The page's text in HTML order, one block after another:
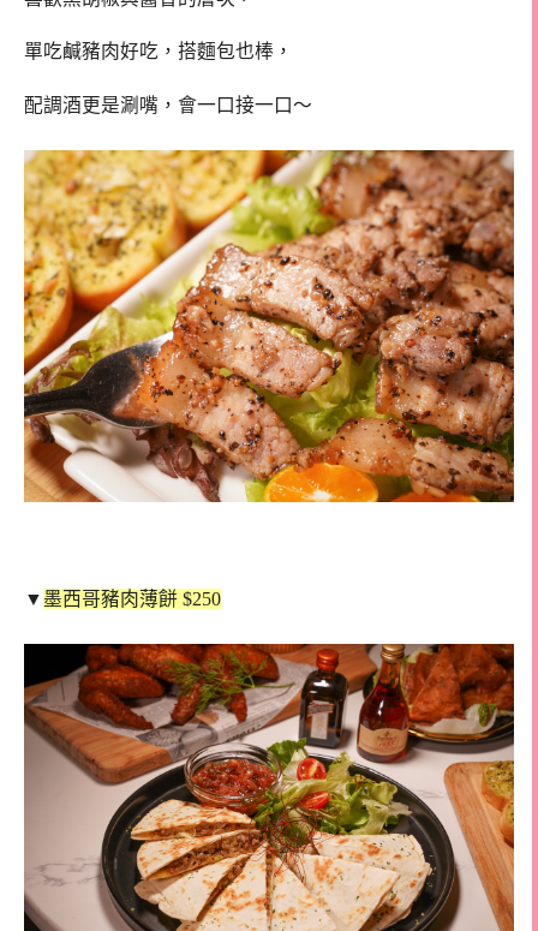
單吃鹹豬肉好吃，搭麵包也棒，
配調酒更是涮嘴，會一口接一口～
▼ 墨西哥豬肉薄餅 $250